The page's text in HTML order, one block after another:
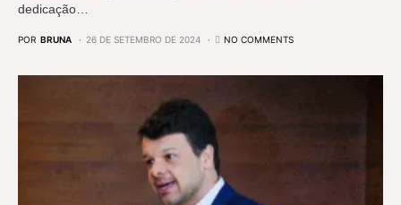
dedicação…
POR BRUNA 26 DE SETEMBRO DE 2024 NO COMMENTS